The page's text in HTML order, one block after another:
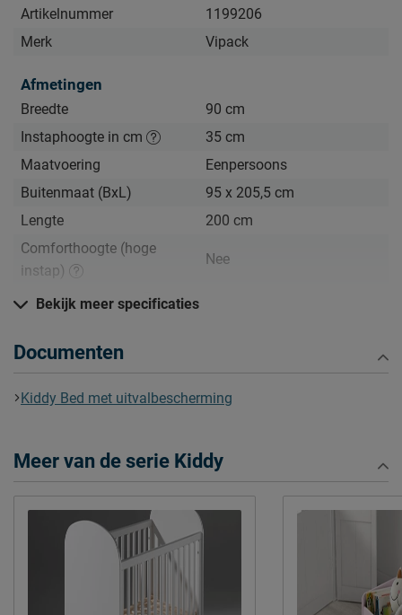
Artikelnummer
1199206
Merk
Vipack
Afmetingen
Breedte
90 cm
Instaphoogte in cm
35 cm
Maatvoering
Eenpersoons
Buitenmaat (BxL)
95 x 205,5 cm
Lengte
200 cm
Comforthoogte (hoge
instap)
Nee
Hoogte hoofdbord
Kenmerken
Thema bed
geen
Uitvoering
Incl. bedbodem, excl.
matras
Bekijk meer specificaties
Documenten
Kiddy Bed met uitvalbescherming
Meer van de serie Kiddy